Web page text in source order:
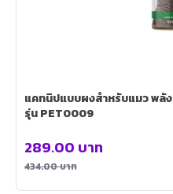
แคทนิปแบบผงสำหรับแมว พลั
รุ่น PET0009
434.00บาท
289.00 บาท